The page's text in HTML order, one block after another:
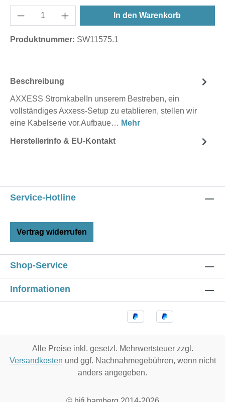
In den Warenkorb
Produktnummer: SW11575.1
Beschreibung
AXXESS StromkabelIn unserem Bestreben, ein
vollständiges Axxess-Setup zu etablieren, stellen wir
eine Kabelserie vor.Aufbaue… Mehr
Herstellerinfo & EU-Kontakt
Service-Hotline
Vertrag widerrufen
Shop-Service
Informationen
Alle Preise inkl. gesetzl. Mehrwertsteuer zzgl.
Versandkosten und ggf. Nachnahmegebühren, wenn nicht
anders angegeben.